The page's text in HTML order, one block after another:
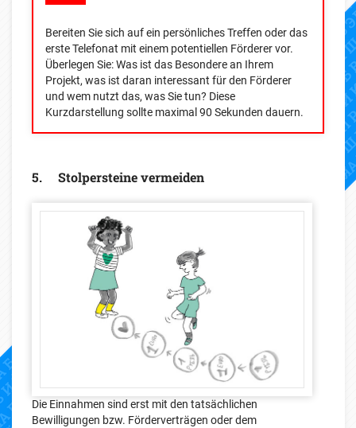
Bereiten Sie sich auf ein persönliches Treffen oder das
erste Telefonat mit einem potentiellen Förderer vor.
Überlegen Sie: Was ist das Besondere an Ihrem
Projekt, was ist daran interessant für den Förderer
und wem nutzt das, was Sie tun? Diese
Kurzdarstellung sollte maximal 90 Sekunden dauern.
5. Stolpersteine vermeiden
Die Einnahmen sind erst mit den tatsächlichen
Bewilligungen bzw. Förderverträgen oder dem